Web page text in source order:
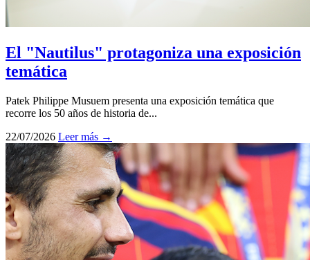
El "Nautilus" protagoniza una exposición
temática
Patek Philippe Musuem presenta una exposición temática que
recorre los 50 años de historia de...
22/07/2026 Leer más →